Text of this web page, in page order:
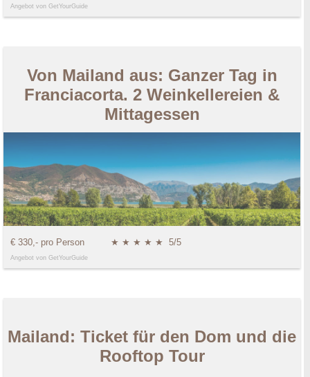
Angebot von GetYourGuide
Von Mailand aus: Ganzer Tag in
Franciacorta. 2 Weinkellereien &
Mittagessen
€ 330,- pro Person ★ ★ ★ ★ ★ 5/5
Angebot von GetYourGuide
Mailand: Ticket für den Dom und die
Rooftop Tour